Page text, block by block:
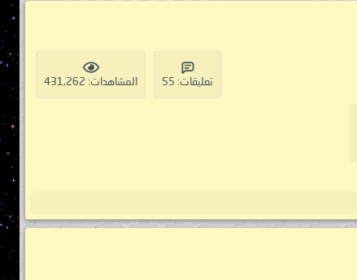
تعليقات: 55 المشاهدات: 431,262